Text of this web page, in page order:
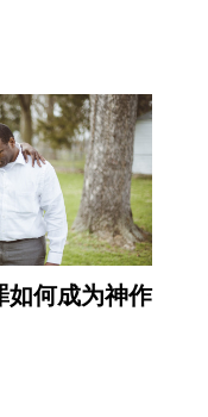
如何成为神作